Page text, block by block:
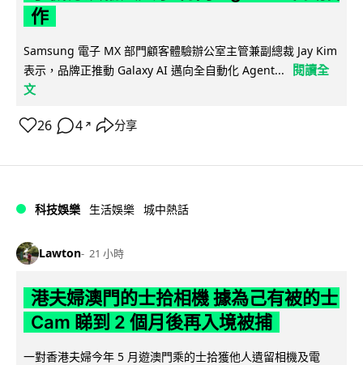
作
Samsung 電子 MX 部門顧客體驗辦公室主管兼副總裁 Jay Kim
表示，品牌正推動 Galaxy AI 邁向全自動化 Agent...
閱讀全
文
26 4 ↗ 分享
科技娛樂 生活娛樂 城中熱話
Lawton 21 小時
港夫婦澳門的士拾相機 據為己有被的士
Cam 睇到 2 個月後再入境被捕
一對香港夫婦今年 5 月遊澳門乘的士拾獲他人遺留相機及電